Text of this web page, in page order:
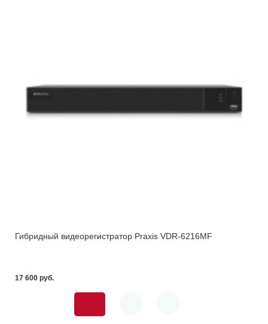
Гибридный видеорегистратор Praxis VDR-6216MF
17 600 pуб.